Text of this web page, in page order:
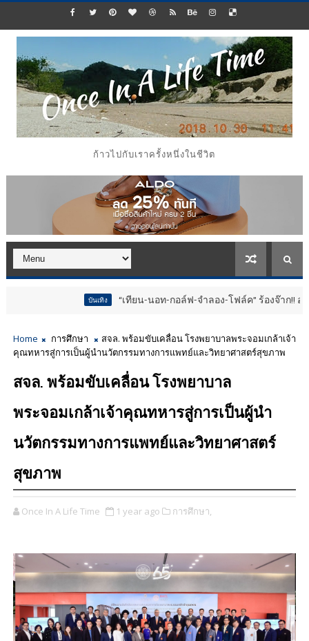
ก้าวไปกับเราครั้งหนึ่งในชีวิต
“เทียน-นอท-กอล์ฟ-จำลอง-โฟล์ค” ร้องจ๊าก!! อุปกรณ์ม่วนจอ
Home การศึกษา
สจล. พร้อมขับเคลื่อน โรงพยาบาลพระจอมเกล้าเจ้า
คุณทหารสู่การเป็นผู้นำนวัตกรรมทางการแพทย์และวิทยาศาสตร์สุขภาพ
สจล. พร้อมขับเคลื่อน โรงพยาบาล
พระจอมเกล้าเจ้าคุณทหารสู่การเป็นผู้นำ
นวัตกรรมทางการแพทย์และวิทยาศาสตร์
สุขภาพ
Once In A Life Time 1 year ago การศึกษา,